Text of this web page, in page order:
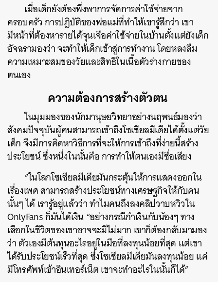
เมื่อเด็กยังต้องพึ่งพาการจัดการค่าใช้จ่ายจาก
ครอบครัว การปฏิบัติของพ่อแม่ที่ทำให้เขารู้สึกว่า เขา
มีหน้าที่ต้องหารายได้จุนเจือค่าใช้จ่ายในบ้านตั้งแต่ยังเด็ก
อัจฉรามองว่า จะทำให้เด็กเข้าสู่การทำงาน โดยหลงลืม
ความเหมาะสมของวัยและสิทธิในเนื้อตัวร่างกายของ
ตนเอง
ความต้องการสร้างตัวตน
ในมุมมองของนักมานุษยวิทยาอย่างนฤพนธ์มองว่า
สังคมปัจจุบันผู้คนสามารถเข้าถึงโซเชียลมีเดียได้ตั้งแต่วัย
เด็ก จึงมีการคิดหาวิธีการที่จะให้การเข้าถึงที่ง่ายนี้สร้าง
ประโยชน์ ซึ่งหนึ่งในนั้นคือ การทำให้ตนเองมีชื่อเสียง
“ในโลกโซเชียลมีเดียมันกระตุ้นให้การแสดงออกใน
เรื่องเพศ สามารถสร้างประโยชน์ทางเศรษฐกิจให้กับคน
นั้นๆ ได้ เรารู้อยู่แล้วว่า ทำไมคนถึงลงคลิปวาบหวิวใน
OnlyFans ก็มันได้เงิน“อย่างกรณีกำเงินกับน้องๆ ทาง
เลือกในชีวิตของเขาอาจจะมีไม่มาก เขาก็ต้องกลับมามอง
ว่า ตัวเองมีต้นทุนอะไรอยู่ในมือที่ลงทุนน้อยที่สุด แต่เขา
ได้รับประโยชน์เร็วที่สุด ซึ่งโซเชียลมีเดียมันลงทุนน้อย แค่
มีโทรศัพท์เข้าอินเทอร์เน็ต เขาจะทำอะไรในนั้นก็ได้”